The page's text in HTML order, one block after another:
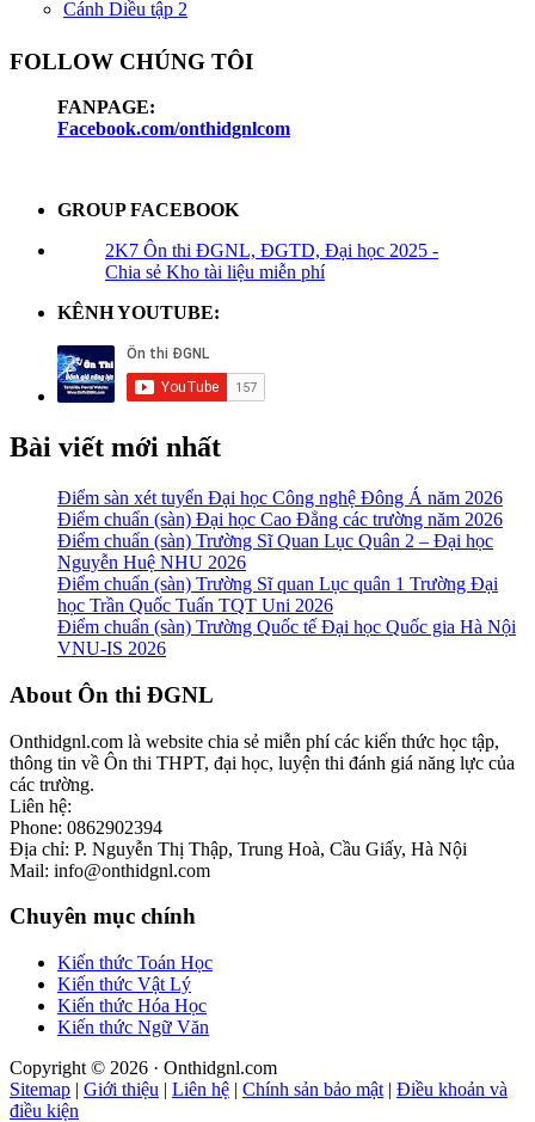
Cánh Diều tập 2
FOLLOW CHÚNG TÔI
FANPAGE:
Facebook.com/onthidgnlcom
GROUP FACEBOOK
2K7 Ôn thi ĐGNL, ĐGTD, Đại học 2025 -
Chia sẻ Kho tài liệu miễn phí
KÊNH YOUTUBE:
Bài viết mới nhất
Điểm sàn xét tuyển Đại học Công nghệ Đông Á năm 2026
Điểm chuẩn (sàn) Đại học Cao Đẳng các trường năm 2026
Điểm chuẩn (sàn) Trường Sĩ Quan Lục Quân 2 – Đại học
Nguyễn Huệ NHU 2026
Điểm chuẩn (sàn) Trường Sĩ quan Lục quân 1 Trường Đại
học Trần Quốc Tuấn TQT Uni 2026
Điểm chuẩn (sàn) Trường Quốc tế Đại học Quốc gia Hà Nội
VNU-IS 2026
Footer
About Ôn thi ĐGNL
Onthidgnl.com là website chia sẻ miễn phí các kiến thức học tập,
thông tin về Ôn thi THPT, đại học, luyện thi đánh giá năng lực của
các trường.
Liên hệ:
Phone: 0862902394
Địa chỉ: P. Nguyễn Thị Thập, Trung Hoà, Cầu Giấy, Hà Nội
Mail: info@onthidgnl.com
Chuyên mục chính
Kiến thức Toán Học
Kiến thức Vật Lý
Kiến thức Hóa Học
Kiến thức Ngữ Văn
Copyright © 2026 · Onthidgnl.com
Sitemap | Giới thiệu | Liên hệ | Chính sản bảo mật | Điều khoản và
điều kiện